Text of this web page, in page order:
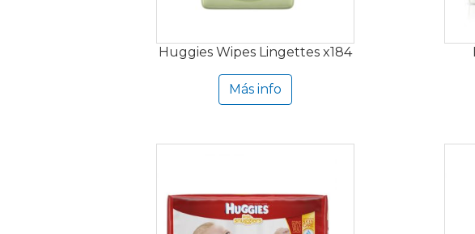
Huggies Wipes Lingettes x184
Más info